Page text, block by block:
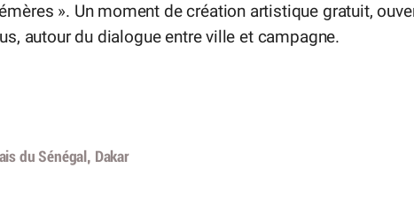
». Un moment de création artistique gratuit,
autour du dialogue entre ville et campagne.
du Sénégal, Dakar